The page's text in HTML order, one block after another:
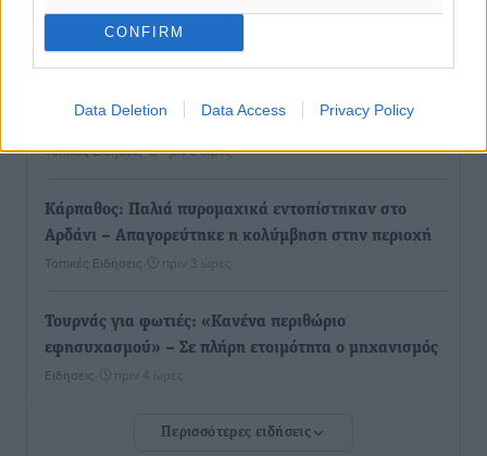
CONFIRM
Data Deletion Data Access Privacy Policy
Τοπικές Ειδήσεις• πριν 2 ώρες
Γιώργος Χατζημάρκος: Στηρίζουμε τις εκδηλώσεις
που γίνονται στα νησιά μας γιατί ο πολιτισμός είναι
δικαίωμα όλων και δύναμη ζωής
Τοπικές Ειδήσεις• πριν 2 ώρες
Κάρπαθος: Παλιά πυρομαχικά εντοπίστηκαν στο
Αρδάνι – Απαγορεύτηκε η κολύμβηση στην περιοχή
Τοπικές Ειδήσεις πριν 3 ώρες
Τουρνάς για φωτιές: «Κανένα περιθώριο
εφησυχασμού» – Σε πλήρη ετοιμότητα ο μηχανισμός
Ειδήσεις πριν 4 ώρες
Καιρός: Επιμένουν οι υψηλές θερμοκρασίες – Ισχυρά
Περισσότερες ειδήσεις